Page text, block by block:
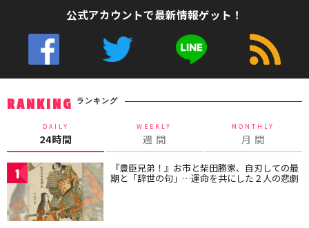
公式アカウントで最新情報ゲット！
RANKING ランキング
DAILY
24時間
WEEKLY
週 間
MONTHLY
月 間
1 『豊臣兄弟！』お市と柴田勝家、自刃しての最
期と「辞世の句」…運命を共にした２人の悲劇